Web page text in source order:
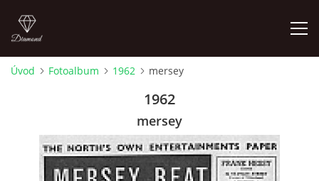
HISTORIE - JAK TO ZAČALO
Úvod Fotoalbum 1962 mersey
1962
mersey